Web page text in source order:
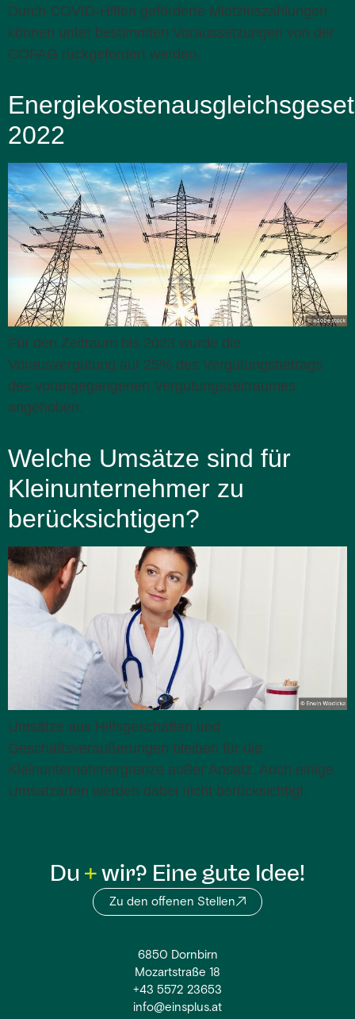
Durch COVID-Hilfen geförderte Mietzinszahlungen
können unter bestimmten Voraussetzungen von der
COFAG rückgefordert werden.
2022
Für den Zeitraum bis 2023 wurde die
Vorausvergütung auf 25% des Vergütungsbetrags
des vorangegangenen Vergütungszeitraumes
angehoben.
Welche Umsätze sind für
Kleinunternehmer zu
berücksichtigen?
Umsätze aus Hilfsgeschäften und
Geschäftsveräußerungen bleiben für die
Kleinunternehmergrenze außer Ansatz. Auch einige
Umsatzarten werden dabei nicht berücksichtigt.
Du wir? Eine gute Idee!
Zu den offenen Stellen
6850 Dornbirn
Mozartstraße 18
+43 5572 23653
info@einsplus.at